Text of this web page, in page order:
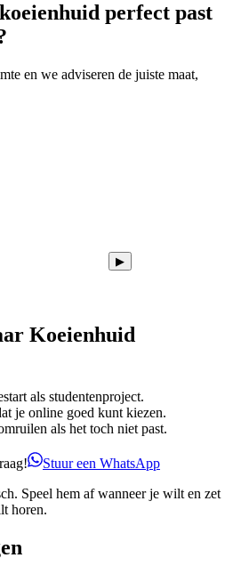
perfect past
en we adviseren de juiste maat,
▶
Koeienhuid
als studentenproject.
je online goed kunt kiezen.
als het toch niet past.
Stuur een WhatsApp
Speel hem af wanneer je wilt en zet
horen.